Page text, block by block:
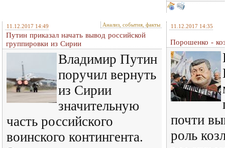
11.12.2017 14:49 Анализ, события, факты
Путин приказал начать вывод российской
группировки из Сирии
Владимир Путин
поручил вернуть
из Сирии
значительную
часть российского
воинского контингента.
11.12.2017 14:35
Порошенко -
почти
роль